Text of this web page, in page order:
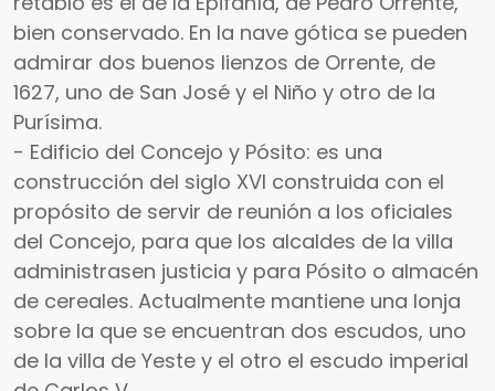
bien conservado. En la nave gótica se pueden
admirar dos buenos lienzos de Orrente, de
1627, uno de San José y el Niño y otro de la
Purísima.
- Edificio del Concejo y Pósito: es una
construcción del siglo XVI construida con el
propósito de servir de reunión a los oficiales
del Concejo, para que los alcaldes de la villa
administrasen justicia y para Pósito o almacén
de cereales. Actualmente mantiene una lonja
sobre la que se encuentran dos escudos, uno
de la villa de Yeste y el otro el escudo imperial